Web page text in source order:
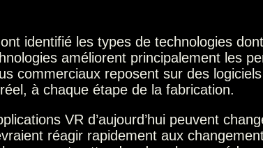
identifié les types de technologies
améliorent principalement les
commerciaux reposent sur des
à chaque étape de la fabrication.
VR d’aujourd’hui peuvent
réagir rapidement aux